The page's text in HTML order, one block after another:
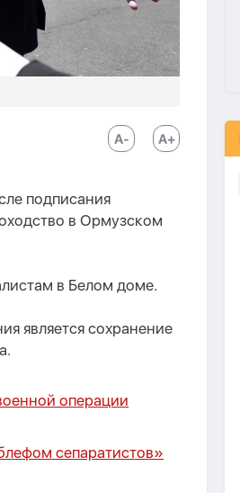
подписания
в Ормузском
в Белом доме.
является сохранение
операции
сепаратистов»